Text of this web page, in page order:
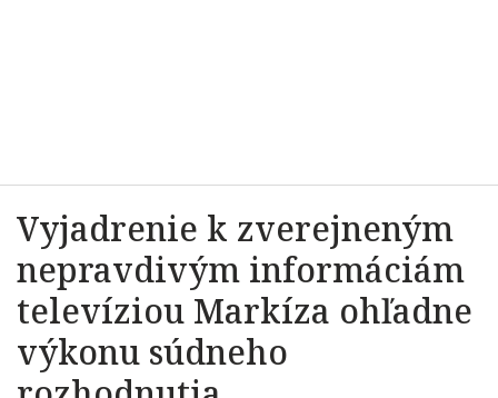
Vyjadrenie k zverejneným
nepravdivým informáciám
televíziou Markíza ohľadne
výkonu súdneho